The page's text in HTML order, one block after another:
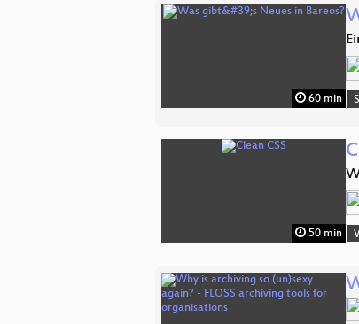
60 min
50 min